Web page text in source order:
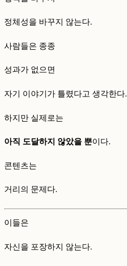
정체성을 바꾸지 않는다.
사람들은 종종
성과가 없으면
자기 이야기가 틀렸다고 생각한다.
하지만 실제로는
아직 도달하지 않았을 뿐이다.
콘텐츠는
거리의 문제다.
이들은
자신을 포장하지 않는다.